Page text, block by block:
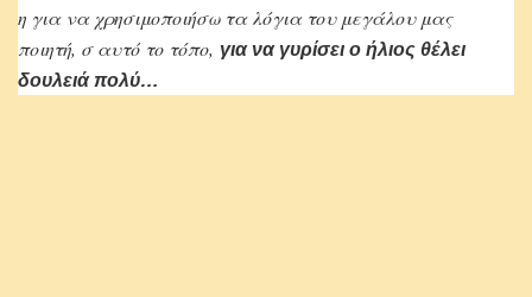
η για να χρησιμοποιήσω τα λόγια του μεγάλου μας
ποιητή, σ αυτό το τόπο, για να γυρίσει ο ήλιος θέλει
δουλειά πολύ…